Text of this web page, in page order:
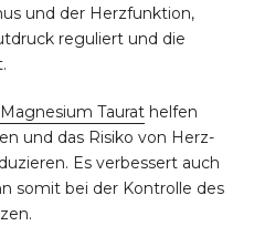
und der Herzfunktion,
reguliert und die
Magnesium Taurat helfen
und das Risiko von Herz-
Es verbessert auch
somit bei der Kontrolle des